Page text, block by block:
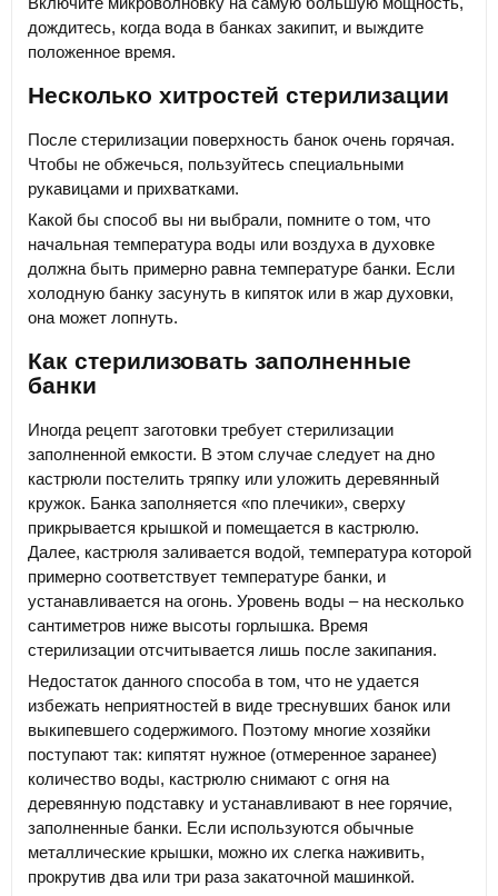
дождитесь, когда вода в банках закипит, и выждите
положенное время.
Несколько хитростей стерилизации
После стерилизации поверхность банок очень горячая.
Чтобы не обжечься, пользуйтесь специальными
рукавицами и прихватками.
Какой бы способ вы ни выбрали, помните о том, что
начальная температура воды или воздуха в духовке
должна быть примерно равна температуре банки. Если
холодную банку засунуть в кипяток или в жар духовки,
она может лопнуть.
Как стерилизовать заполненные
банки
Иногда рецепт заготовки требует стерилизации
заполненной емкости. В этом случае следует на дно
кастрюли постелить тряпку или уложить деревянный
кружок. Банка заполняется «по плечики», сверху
прикрывается крышкой и помещается в кастрюлю.
Далее, кастрюля заливается водой, температура которой
примерно соответствует температуре банки, и
устанавливается на огонь. Уровень воды – на несколько
сантиметров ниже высоты горлышка. Время
стерилизации отсчитывается лишь после закипания.
Недостаток данного способа в том, что не удается
избежать неприятностей в виде треснувших банок или
выкипевшего содержимого. Поэтому многие хозяйки
поступают так: кипятят нужное (отмеренное заранее)
количество воды, кастрюлю снимают с огня на
деревянную подставку и устанавливают в нее горячие,
заполненные банки. Если используются обычные
металлические крышки, можно их слегка наживить,
прокрутив два или три раза закаточной машинкой.